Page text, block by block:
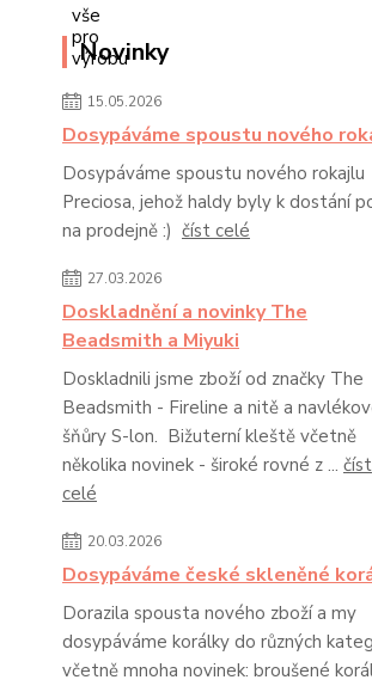
Novinky
15.05.2026
Dosypáváme spoustu nového
Dosypáváme spoustu nového rokajlu
Preciosa, jehož haldy byly k dostání
na prodejně :) číst celé
27.03.2026
Doskladnění a novinky The
Beadsmith a Miyuki
Doskladnili jsme zboží od značky The
Beadsmith - Fireline a nitě a
šňůry S-lon. Bižuterní kleště včetně
několika novinek - široké rovné z ... číst
celé
20.03.2026
Dosypáváme české skleněné
Dorazila spousta nového zboží a my
dosypáváme korálky do různých
včetně mnoha novinek: broušené